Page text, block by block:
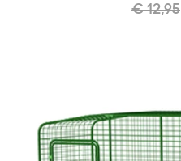
€ 12,95